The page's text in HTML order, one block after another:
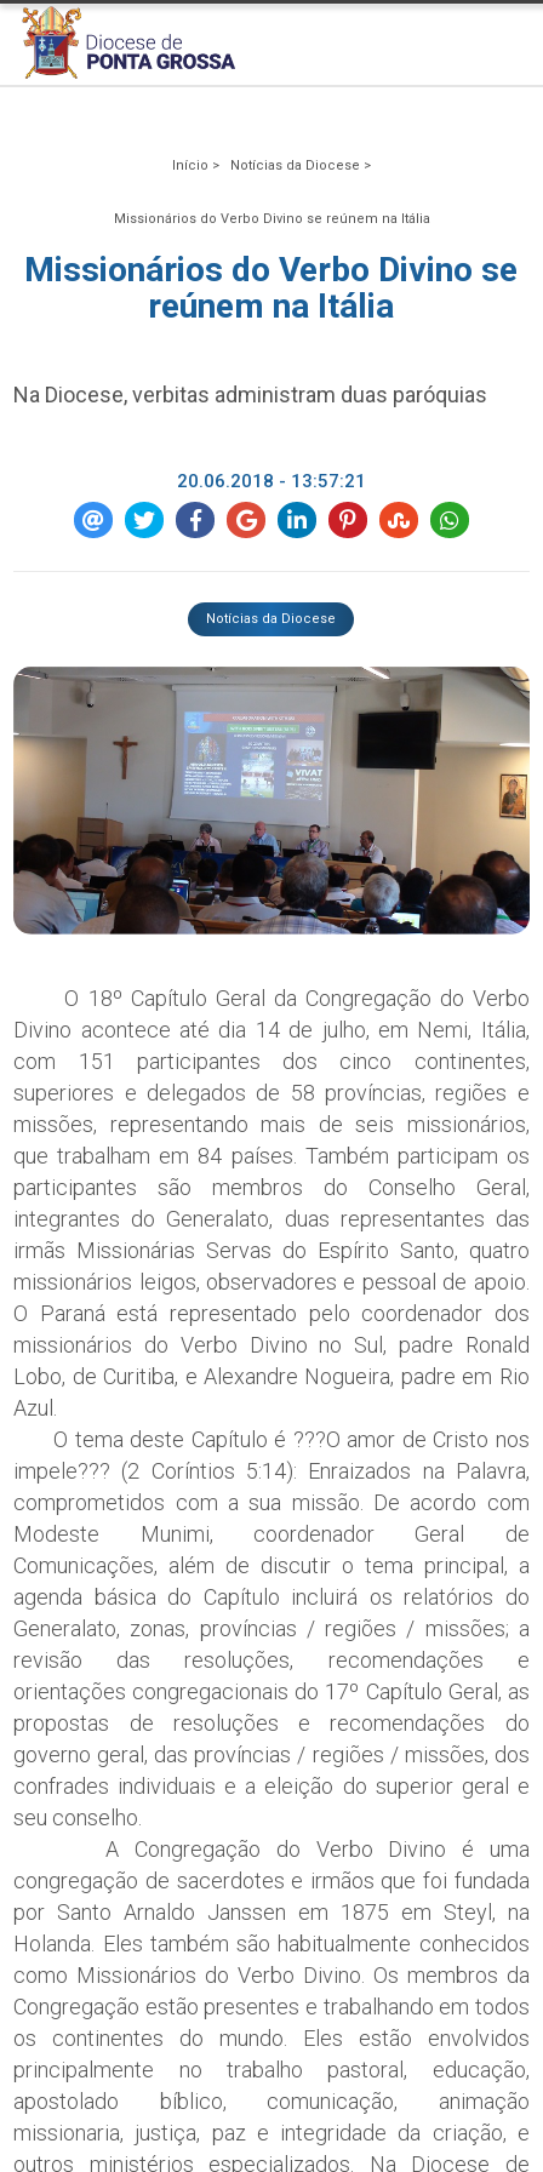
Início > Notícias da Diocese >
Missionários do Verbo Divino se reúnem na Itália
Missionários do Verbo Divino se
reúnem na Itália
Na Diocese, verbitas administram duas paróquias
20.06.2018 - 13:57:21
Notícias da Diocese
O 18º Capítulo Geral da Congregação do Verbo
Divino acontece até dia 14 de julho, em Nemi, Itália,
com 151 participantes dos cinco continentes,
superiores e delegados de 58 províncias, regiões e
missões, representando mais de seis missionários,
que trabalham em 84 países. Também participam os
participantes são membros do Conselho Geral,
integrantes do Generalato, duas representantes das
irmãs Missionárias Servas do Espírito Santo, quatro
missionários leigos, observadores e pessoal de apoio.
O Paraná está representado pelo coordenador dos
missionários do Verbo Divino no Sul, padre Ronald
Lobo, de Curitiba, e Alexandre Nogueira, padre em Rio
Azul.
O tema deste Capítulo é ???O amor de Cristo nos
impele??? (2 Coríntios 5:14): Enraizados na Palavra,
comprometidos com a sua missão. De acordo com
Modeste Munimi, coordenador Geral de
Comunicações, além de discutir o tema principal, a
agenda básica do Capítulo incluirá os relatórios do
Generalato, zonas, províncias / regiões / missões; a
revisão das resoluções, recomendações e
orientações congregacionais do 17º Capítulo Geral, as
propostas de resoluções e recomendações do
governo geral, das províncias / regiões / missões, dos
confrades individuais e a eleição do superior geral e
seu conselho.
A Congregação do Verbo Divino é uma
congregação de sacerdotes e irmãos que foi fundada
por Santo Arnaldo Janssen em 1875 em Steyl, na
Holanda. Eles também são habitualmente conhecidos
como Missionários do Verbo Divino. Os membros da
Congregação estão presentes e trabalhando em todos
os continentes do mundo. Eles estão envolvidos
principalmente no trabalho pastoral, educação,
apostolado bíblico, comunicação, animação
missionaria, justiça, paz e integridade da criação, e
outros ministérios especializados. Na Diocese de